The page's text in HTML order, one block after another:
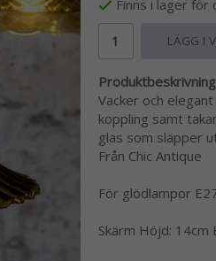
Finns i lager för
LÄGG I
Vacker och
koppling samt
glas som släpper
Från Chic Antique
För glödlampor
Skärm Höjd: 14cm